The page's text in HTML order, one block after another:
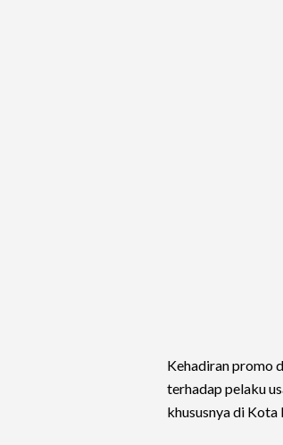
Kehadiran promo
terhadap pelaku
khususnya di Kota